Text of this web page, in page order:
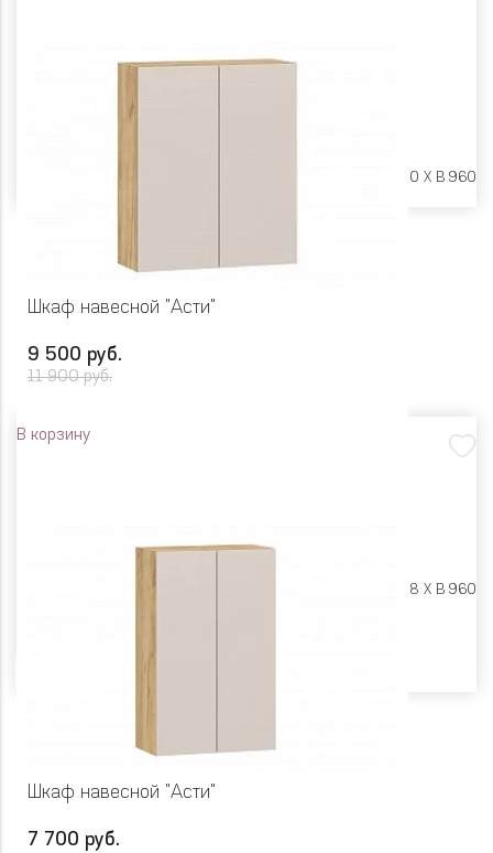
Ш 600 X Г 600 X В 960
Шкаф навесной "Асти"
9 500 руб.
11 900 руб.
В корзину
Ш 800 X Г 318 X В 960
Шкаф навесной "Асти"
7 700 руб.